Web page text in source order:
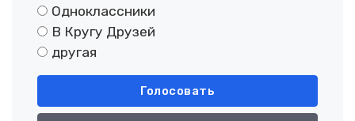
Одноклассники
В Кругу Друзей
другая
Голосовать